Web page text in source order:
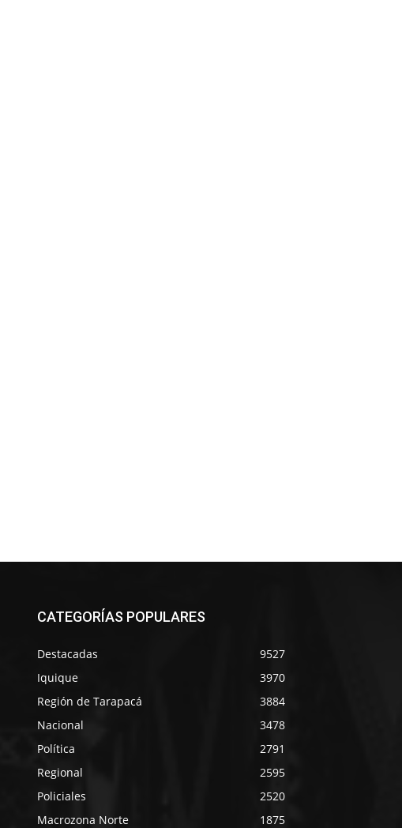
CATEGORÍAS POPULARES
Destacadas
9527
Iquique
3970
Región de Tarapacá
3884
Nacional
3478
Política
2791
Regional
2595
Policiales
2520
Macrozona Norte
1875